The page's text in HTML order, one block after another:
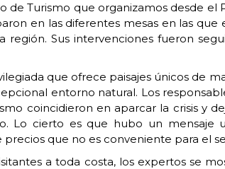
de Turismo que organizamos desde
en las diferentes mesas en las
región. Sus intervenciones fueron
que ofrece paisajes únicos de
entorno natural. Los
coincidieron en aparcar la crisis y
Lo cierto es que hubo un mensaje
que no es conveniente para el
a toda costa, los expertos se